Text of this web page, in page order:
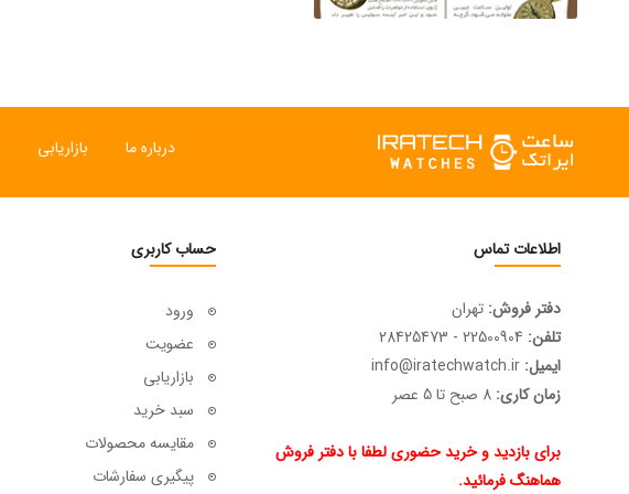
درباره ما بازاریابی
اطلاعات تماس
دفتر فروش: تهران
تلفن: 22500904 - 28425473
ایمیل: info@iratechwatch.ir
زمان کاری:8 صبح تا 5 عصر
برای بازدید و خرید حضوری لطفا با دفتر فروش
هماهنگ فرمائید.
حساب کاربری
ورود
عضویت
بازاریابی
سبد خرید
مقایسه محصولات
پیگیری سفارشات